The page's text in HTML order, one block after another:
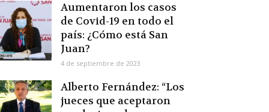
Aumentaron los casos
de Covid-19 en todo el
país: ¿Cómo está San
Juan?
4 de septiembre de 2023
Alberto Fernández: “Los
jueces que aceptaron